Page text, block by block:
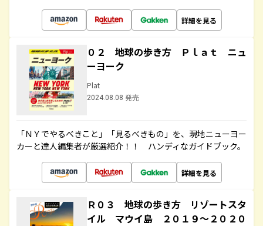
詳細を見る
０２ 地球の歩き方 Ｐｌａｔ ニュ
ーヨーク
Plat
2024.08.08 発売
「ＮＹでやるべきこと」「見るべきもの」を、現地ニューヨー
カーと達人編集者が厳選紹介！！ ハンディなガイドブック。
詳細を見る
Ｒ０３ 地球の歩き方 リゾートスタ
イル マウイ島 ２０１９～２０２０